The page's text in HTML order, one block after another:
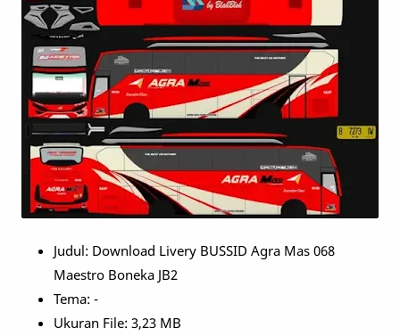
Judul: Download Livery BUSSID Agra Mas 068
Maestro Boneka JB2
Tema: -
Ukuran File: 3,23 MB